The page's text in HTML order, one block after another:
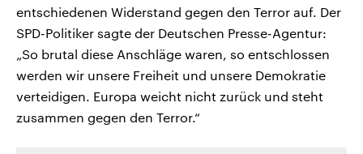
entschiedenen Widerstand gegen den Terror auf. Der
SPD-Politiker sagte der Deutschen Presse-Agentur:
„So brutal diese Anschläge waren, so entschlossen
werden wir unsere Freiheit und unsere Demokratie
verteidigen. Europa weicht nicht zurück und steht
zusammen gegen den Terror.“